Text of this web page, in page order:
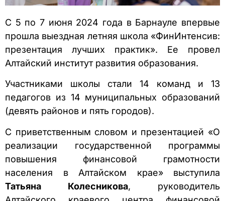
С 5 по 7 июня 2024 года в Барнауле впервые
прошла выездная летняя школа «ФинИнтенсив:
презентация лучших практик». Ее провел
Алтайский институт развития образования.
Участниками школы стали 14 команд и 13
педагогов из 14 муниципальных образований
(девять районов и пять городов).
С приветственным словом и презентацией «О
реализации государственной программы
повышения финансовой грамотности
населения в Алтайском крае» выступила
Татьяна Колесникова, руководитель